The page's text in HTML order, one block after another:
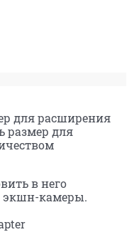
для расширения
размер для
в него
экшн-камеры.